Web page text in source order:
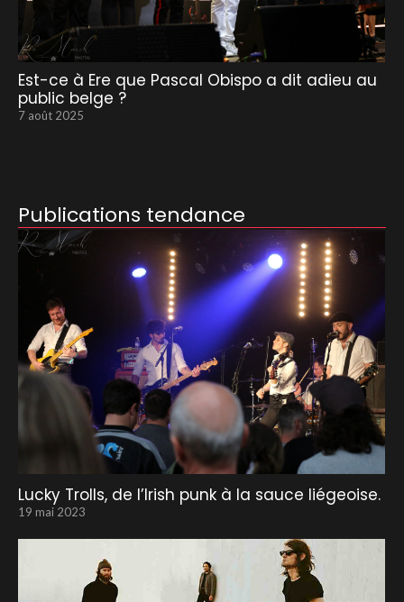
Est-ce à Ere que Pascal Obispo a dit adieu au
public belge ?
7 août 2025
Publications tendance
Lucky Trolls, de l’Irish punk à la sauce liégeoise.
19 mai 2023